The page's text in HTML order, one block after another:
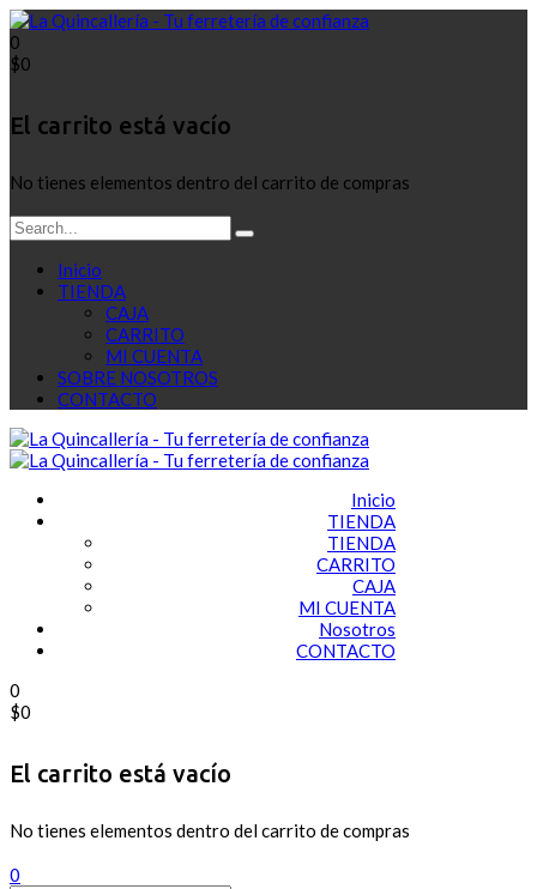
0
$0
El carrito está vacío
No tienes elementos dentro del carrito de compras
Inicio
TIENDA
CAJA
CARRITO
MI CUENTA
SOBRE NOSOTROS
CONTACTO
Inicio
TIENDA
TIENDA
CARRITO
CAJA
MI CUENTA
Nosotros
CONTACTO
0
$0
El carrito está vacío
No tienes elementos dentro del carrito de compras
0